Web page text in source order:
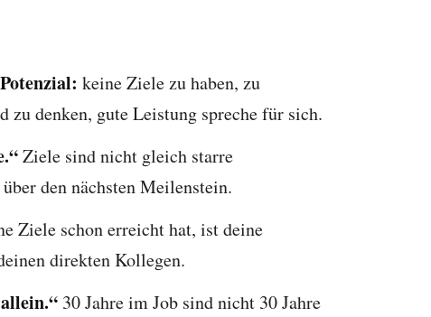
keine Ziele zu haben, zu
zu denken, gute Leistung spreche für sich.
Ziele sind nicht gleich starre
den nächsten Meilenstein.
Ziele schon erreicht hat, ist deine
direkten Kollegen.
30 Jahre im Job sind nicht 30 Jahre